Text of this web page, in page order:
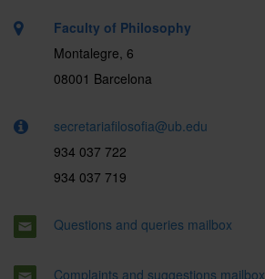
Faculty of Philosophy
Montalegre, 6
08001 Barcelona
secretariafilosofia@ub.edu
934 037 722
934 037 719
Questions and queries mailbox
Complaints and suggestions mailbox